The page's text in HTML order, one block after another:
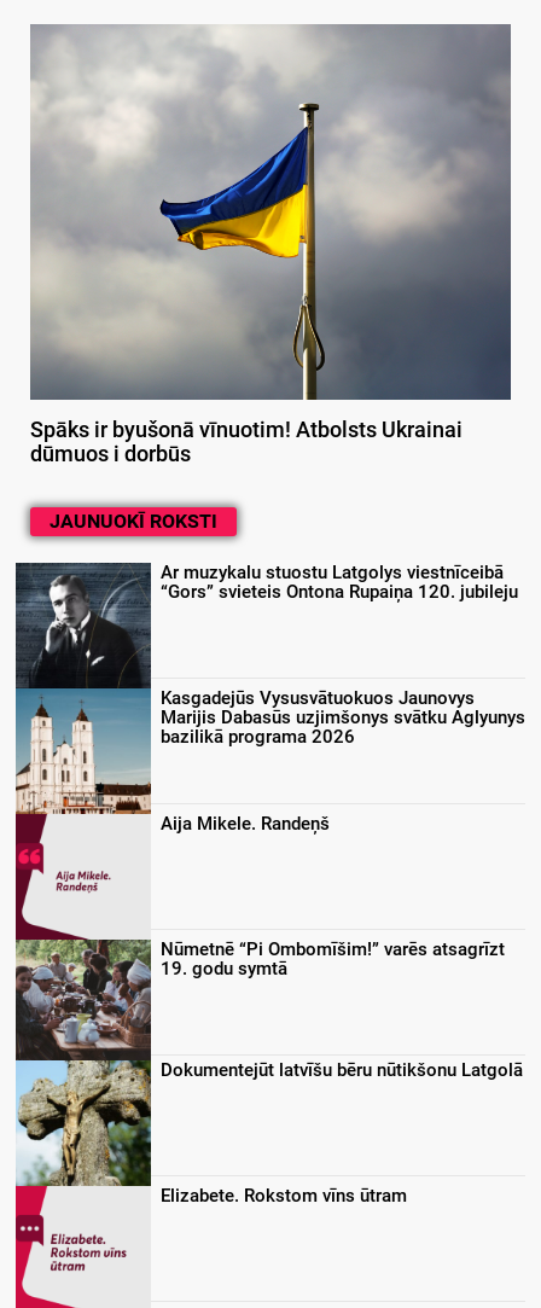
Spāks ir byušonā vīnuotim! Atbolsts Ukrainai
dūmuos i dorbūs
JAUNUOKĪ ROKSTI
Ar muzykalu stuostu Latgolys viestnīceibā
“Gors” svieteis Ontona Rupaiņa 120. jubileju
Kasgadejūs Vysusvātuokuos Jaunovys
Marijis Dabasūs uzjimšonys svātku Aglyunys
bazilikā programa 2026
Aija Mikele. Randeņš
Nūmetnē “Pi Ombomīšim!” varēs atsagrīzt
19. godu symtā
Dokumentejūt latvīšu bēru nūtikšonu Latgolā
Elizabete. Rokstom vīns ūtram